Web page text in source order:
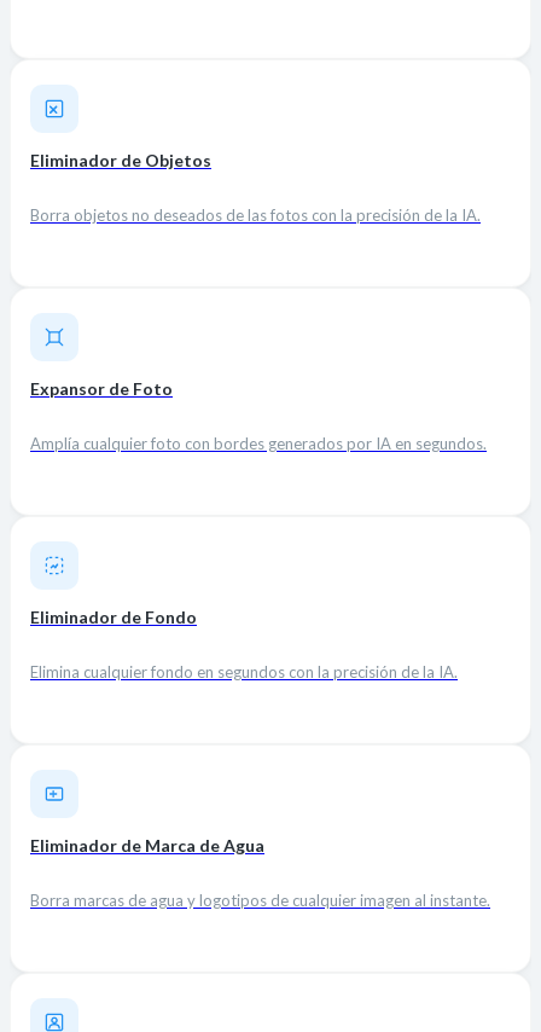
Eliminador de Objetos
Borra objetos no deseados de las fotos con la precisión de la IA.
Expansor de Foto
Amplía cualquier foto con bordes generados por IA en segundos.
Eliminador de Fondo
Elimina cualquier fondo en segundos con la precisión de la IA.
Eliminador de Marca de Agua
Borra marcas de agua y logotipos de cualquier imagen al instante.